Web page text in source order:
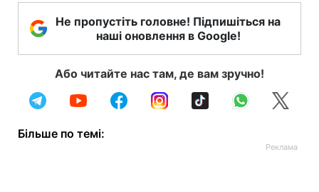
Не пропустіть головне! Підпишіться на
наші оновлення в Google!
Або читайте нас там, де вам зручно!
Більше по темі: